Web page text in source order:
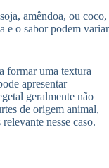
amêndoa, ou coco,
e o sabor podem variar
formar uma textura
apresentar
geralmente não
de origem animal,
nesse caso.